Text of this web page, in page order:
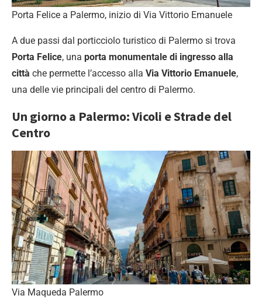
Porta Felice a Palermo, inizio di Via Vittorio Emanuele
A due passi dal porticciolo turistico di Palermo si trova
Porta Felice, una porta monumentale di ingresso alla
città che permette l’accesso alla Via Vittorio Emanuele,
una delle vie principali del centro di Palermo.
Un giorno a Palermo: Vicoli e Strade del
Centro
Via Maqueda Palermo